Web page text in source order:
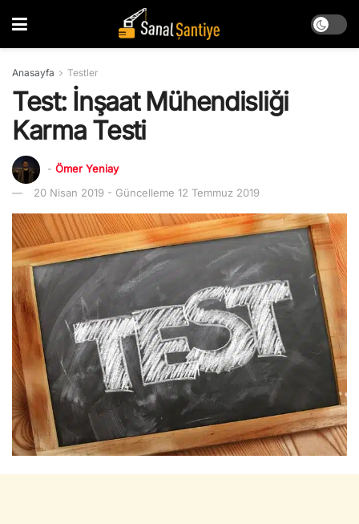
Anasayfa Testler
Test: İnşaat Mühendisliği
Karma Testi
- Ömer Yeniay
20 Nisan 2019 - Güncelleme 12 Temmuz 2019